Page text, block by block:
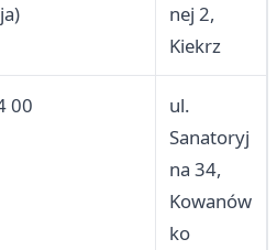
nej 2,
Kiekrz
00
ul.
Sanatoryj
na 34,
Kowanów
ko